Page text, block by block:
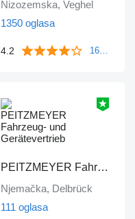
Nizozemska, Veghel
1350 oglasa
4.2 1671 komentara
PEITZMEYER Fahrzeug- und Gerätevertrieb
Njemačka, Delbrück
111 oglasa